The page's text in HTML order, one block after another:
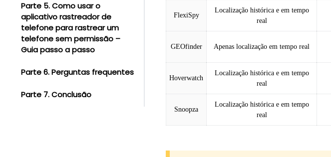
Parte 5. Como usar o
aplicativo rastreador de
telefone para rastrear um
telefone sem permissão –
Guia passo a passo
Parte 6. Perguntas frequentes
Parte 7. Conclusão
FlexiSpy
Localização histórica e em tempo
real
GEOfinder Apenas localização em tempo real
Hoverwatch
Localização histórica e em tempo
real
Snoopza
Localização histórica e em tempo
real